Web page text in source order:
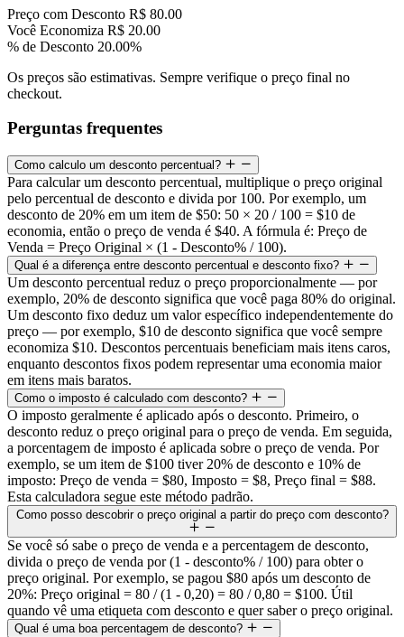
Preço com Desconto R$ 80.00
Você Economiza R$ 20.00
% de Desconto 20.00%
Os preços são estimativas. Sempre verifique o preço final no
checkout.
Perguntas frequentes
Como calculo um desconto percentual?
Para calcular um desconto percentual, multiplique o preço original
pelo percentual de desconto e divida por 100. Por exemplo, um
desconto de 20% em um item de $50: 50 × 20 / 100 = $10 de
economia, então o preço de venda é $40. A fórmula é: Preço de
Venda = Preço Original × (1 - Desconto% / 100).
Qual é a diferença entre desconto percentual e desconto fixo?
Um desconto percentual reduz o preço proporcionalmente — por
exemplo, 20% de desconto significa que você paga 80% do original.
Um desconto fixo deduz um valor específico independentemente do
preço — por exemplo, $10 de desconto significa que você sempre
economiza $10. Descontos percentuais beneficiam mais itens caros,
enquanto descontos fixos podem representar uma economia maior
em itens mais baratos.
Como o imposto é calculado com desconto?
O imposto geralmente é aplicado após o desconto. Primeiro, o
desconto reduz o preço original para o preço de venda. Em seguida,
a porcentagem de imposto é aplicada sobre o preço de venda. Por
exemplo, se um item de $100 tiver 20% de desconto e 10% de
imposto: Preço de venda = $80, Imposto = $8, Preço final = $88.
Esta calculadora segue este método padrão.
Como posso descobrir o preço original a partir do preço com desconto?
Se você só sabe o preço de venda e a percentagem de desconto,
divida o preço de venda por (1 - desconto% / 100) para obter o
preço original. Por exemplo, se pagou $80 após um desconto de
20%: Preço original = 80 / (1 - 0,20) = 80 / 0,80 = $100. Útil
quando vê uma etiqueta com desconto e quer saber o preço original.
Qual é uma boa percentagem de desconto?